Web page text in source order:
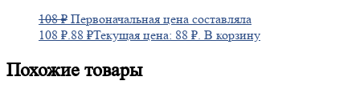
108₽ Первоначальная цена составляла
108 ₽.88 ₽Текущая цена: 88 ₽. В корзину
Похожие товары